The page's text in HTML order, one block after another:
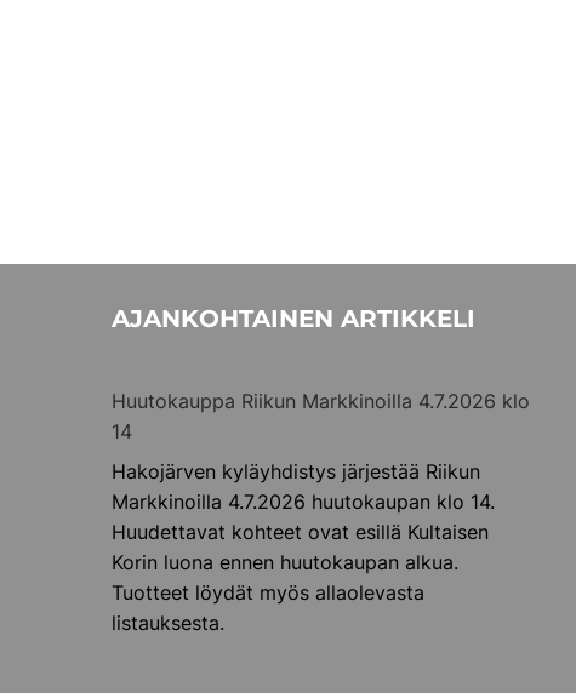
AJANKOHTAINEN ARTIKKELI
Huutokauppa Riikun Markkinoilla 4.7.2026 klo
14
Hakojärven kyläyhdistys järjestää Riikun
Markkinoilla 4.7.2026 huutokaupan klo 14.
Huudettavat kohteet ovat esillä Kultaisen
Korin luona ennen huutokaupan alkua.
Tuotteet löydät myös allaolevasta
listauksesta.